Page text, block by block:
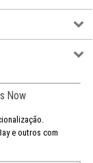
Now
e outros com